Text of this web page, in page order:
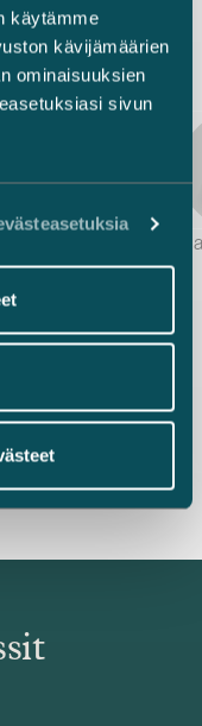
käytämme
kävijämäärien
ominaisuuksien
sivun